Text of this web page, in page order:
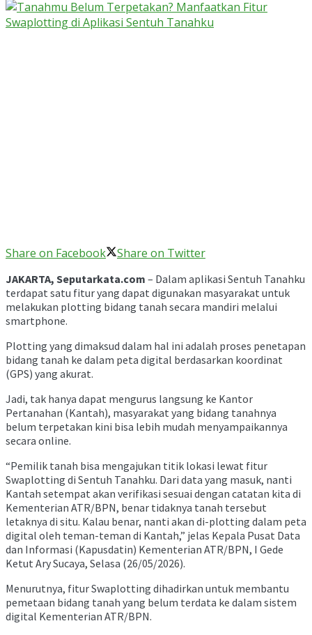
Share on Facebook Share on Twitter
JAKARTA, Seputarkata.com – Dalam aplikasi Sentuh Tanahku
terdapat satu fitur yang dapat digunakan masyarakat untuk
melakukan plotting bidang tanah secara mandiri melalui
smartphone.
Plotting yang dimaksud dalam hal ini adalah proses penetapan
bidang tanah ke dalam peta digital berdasarkan koordinat
(GPS) yang akurat.
Jadi, tak hanya dapat mengurus langsung ke Kantor
Pertanahan (Kantah), masyarakat yang bidang tanahnya
belum terpetakan kini bisa lebih mudah menyampaikannya
secara online.
“Pemilik tanah bisa mengajukan titik lokasi lewat fitur
Swaplotting di Sentuh Tanahku. Dari data yang masuk, nanti
Kantah setempat akan verifikasi sesuai dengan catatan kita di
Kementerian ATR/BPN, benar tidaknya tanah tersebut
letaknya di situ. Kalau benar, nanti akan di-plotting dalam peta
digital oleh teman-teman di Kantah,” jelas Kepala Pusat Data
dan Informasi (Kapusdatin) Kementerian ATR/BPN, I Gede
Ketut Ary Sucaya, Selasa (26/05/2026).
Menurutnya, fitur Swaplotting dihadirkan untuk membantu
pemetaan bidang tanah yang belum terdata ke dalam sistem
digital Kementerian ATR/BPN.